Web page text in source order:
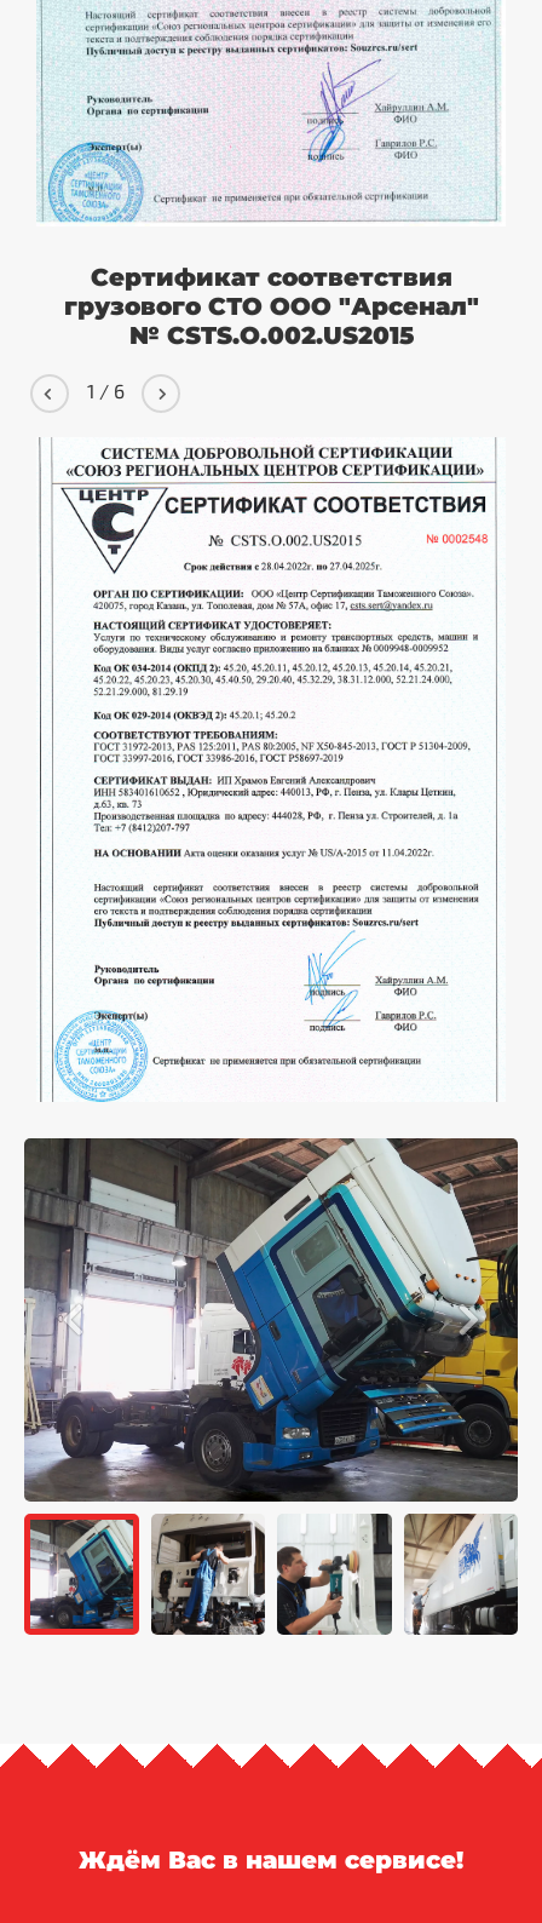
Сертификат соответствия
грузового СТО ООО "Арсенал"
№ CSTS.O.002.US2015
1 / 6
Ждём Вас в нашем сервисе!